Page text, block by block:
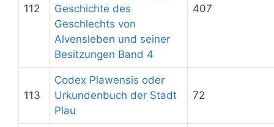
112
Geschichte des
Geschlechts von
Alvensleben und seiner
Besitzungen Band 4
407
113
Codex Plawensis oder
Urkundenbuch der Stadt
Plau
72